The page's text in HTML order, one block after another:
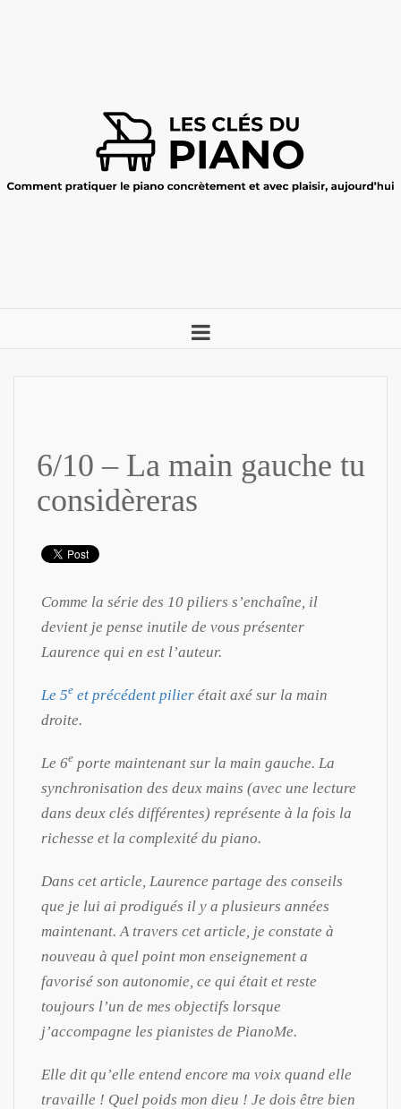
6/10 – La main gauche tu
considèreras
Comme la série des 10 piliers s’enchaîne, il
devient je pense inutile de vous présenter
Laurence qui en est l’auteur.
Le 5e et précédent pilier était axé sur la main
droite.
Le 6e porte maintenant sur la main gauche. La
synchronisation des deux mains (avec une lecture
dans deux clés différentes) représente à la fois la
richesse et la complexité du piano.
Dans cet article, Laurence partage des conseils
que je lui ai prodigués il y a plusieurs années
maintenant. A travers cet article, je constate à
nouveau à quel point mon enseignement a
favorisé son autonomie, ce qui était et reste
toujours l’un de mes objectifs lorsque
j’accompagne les pianistes de PianoMe.
Elle dit qu’elle entend encore ma voix quand elle
travaille ! Quel poids mon dieu ! Je dois être bien